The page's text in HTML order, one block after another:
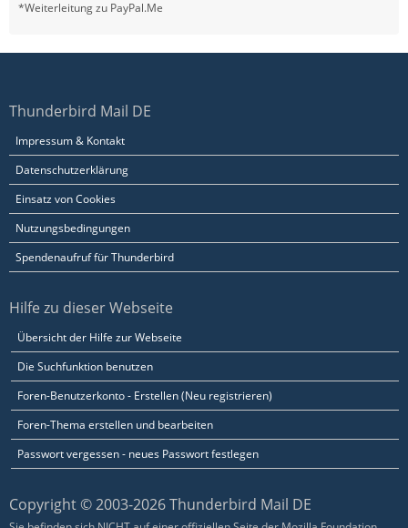
*Weiterleitung zu PayPal.Me
Thunderbird Mail DE
Impressum & Kontakt
Datenschutzerklärung
Einsatz von Cookies
Nutzungsbedingungen
Spendenaufruf für Thunderbird
Hilfe zu dieser Webseite
Übersicht der Hilfe zur Webseite
Die Suchfunktion benutzen
Foren-Benutzerkonto - Erstellen (Neu registrieren)
Foren-Thema erstellen und bearbeiten
Passwort vergessen - neues Passwort festlegen
Copyright © 2003-2026 Thunderbird Mail DE